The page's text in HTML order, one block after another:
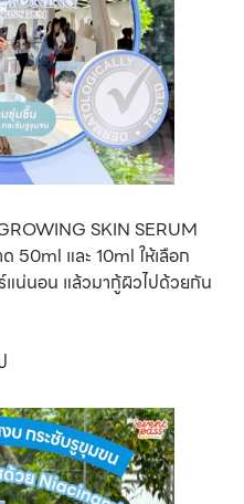
SKIN SERUM
และ 10ml ให้เลือก
น่นอน แล้วมากู้ผิวไปด้วยกัน